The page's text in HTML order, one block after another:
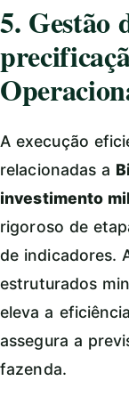
5. Gestão
A execução
relacionadas a
investimento
rigoroso de
de indicadores.
estruturados
eleva a
assegura a
fazenda.